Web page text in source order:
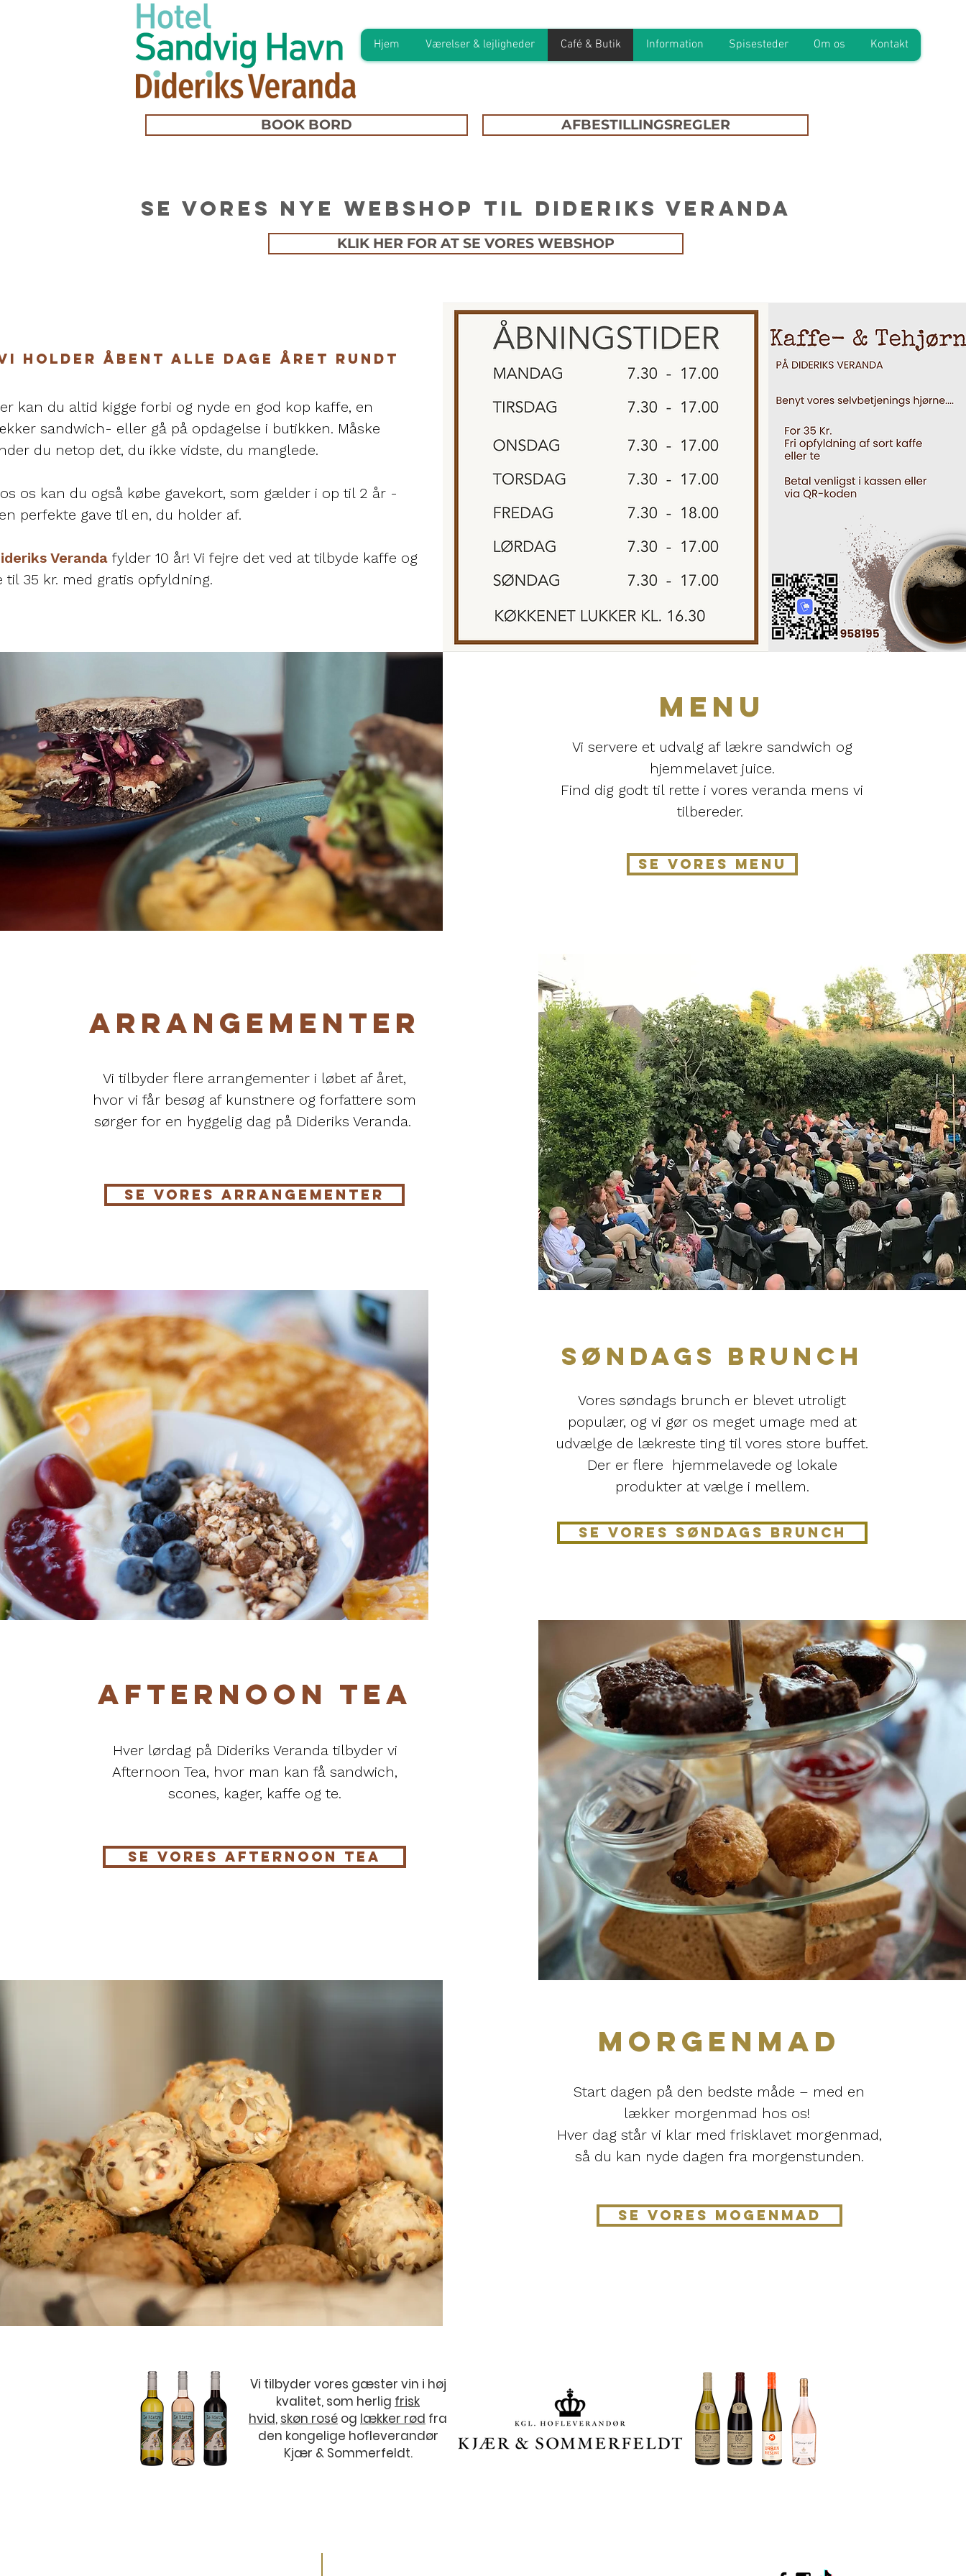
Hjem Værelser & lejligheder Café & Butik Information Spisesteder Om os Kontakt
BOOK BORD AFBESTILLINGSREGLER
Se vores nye webshop til Dideriks veranda
KLIK HER FOR AT SE VORES WEBSHOP
holder åbent alle dage året rundt
kan du altid kigge forbi og nyde en god kop kaffe, en
sandwich- eller gå på opdagelse i butikken. Måske
du netop det, du ikke vidste, du manglede.
os kan du også købe gavekort, som gælder i op til 2 år -
perfekte gave til en, du holder af.
Veranda fylder 10 år! Vi fejre det ved at tilbyde kaffe og
til 35 kr. med gratis opfyldning.
MENU
SE VORES MENU
Vi servere et udvalg af lækre sandwich og
hjemmelavet juice.
Find dig godt til rette i vores veranda mens vi
tilbereder.
ARRANGEMENTER
SE VORES ARRANGEMENTER
Vi tilbyder flere arrangementer i løbet af året,
hvor vi får besøg af kunstnere og forfattere som
sørger for en hyggelig dag på Dideriks Veranda.
SØNDAGS BRUNCH
SE VORES SØNDAGS BRUNCH
Vores søndags brunch er blevet utroligt
populær, og vi gør os meget umage med at
udvælge de lækreste ting til vores store buffet.
Der er flere hjemmelavede og lokale
produkter at vælge i mellem.
AFTERNOON TEA
SE VORES AFTERNOON TEA
Hver lørdag på Dideriks Veranda tilbyder vi
Afternoon Tea, hvor man kan få sandwich,
scones, kager, kaffe og te.
MORGENMAD
SE VORES MOGENMAD
Start dagen på den bedste måde – med en
lækker morgenmad hos os!
Hver dag står vi klar med frisklavet morgenmad,
så du kan nyde dagen fra morgenstunden.
Vi tilbyder vores gæster vin i høj
kvalitet, som herlig frisk
hvid, skøn rosé og lækker rød fra
den kongelige hofleverandør
Kjær & Sommerfeldt.